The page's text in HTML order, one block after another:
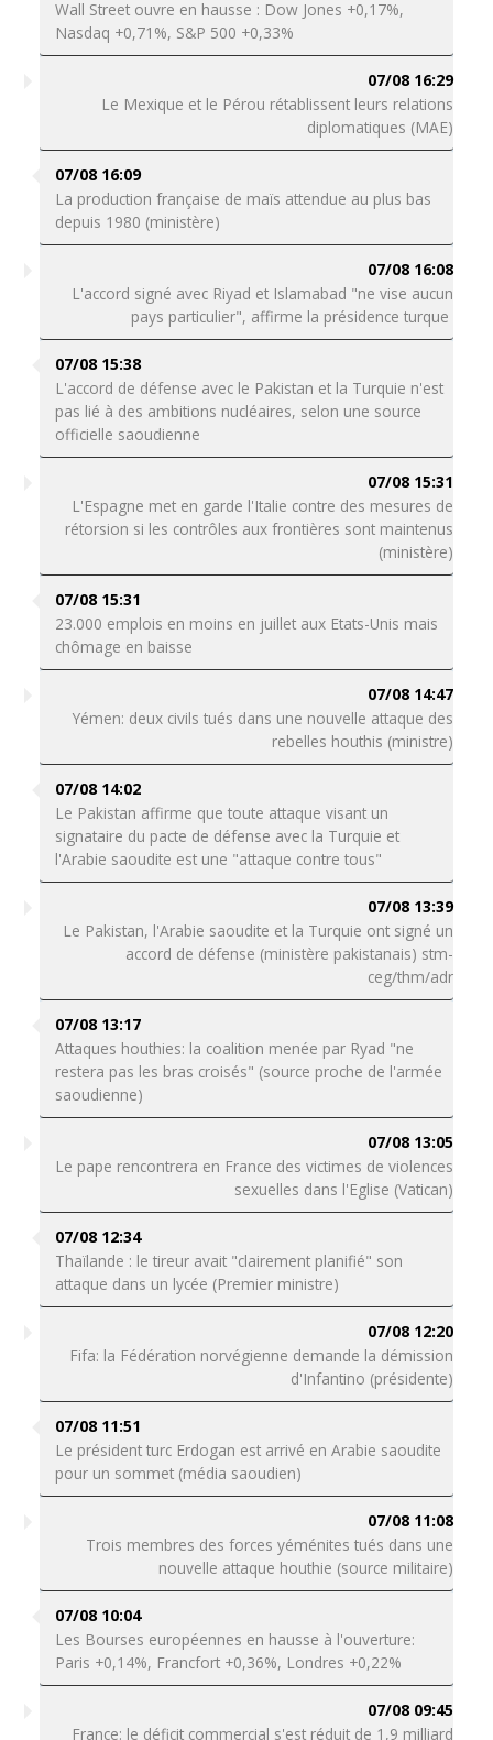
Wall Street ouvre en hausse : Dow Jones +0,17%,
Nasdaq +0,71%, S&P 500 +0,33%
07/08 16:29
Le Mexique et le Pérou rétablissent leurs relations
diplomatiques (MAE)
07/08 16:09
La production française de maïs attendue au plus bas
depuis 1980 (ministère)
07/08 16:08
L'accord signé avec Riyad et Islamabad "ne vise aucun
pays particulier", affirme la présidence turque
07/08 15:38
L'accord de défense avec le Pakistan et la Turquie n'est
pas lié à des ambitions nucléaires, selon une source
officielle saoudienne
07/08 15:31
L'Espagne met en garde l'Italie contre des mesures de
rétorsion si les contrôles aux frontières sont maintenus
(ministère)
07/08 15:31
23.000 emplois en moins en juillet aux Etats-Unis mais
chômage en baisse
07/08 14:47
Yémen: deux civils tués dans une nouvelle attaque des
rebelles houthis (ministre)
07/08 14:02
Le Pakistan affirme que toute attaque visant un
signataire du pacte de défense avec la Turquie et
l'Arabie saoudite est une "attaque contre tous"
07/08 13:39
Le Pakistan, l'Arabie saoudite et la Turquie ont signé un
accord de défense (ministère pakistanais) stm-
ceg/thm/adr
07/08 13:17
Attaques houthies: la coalition menée par Ryad "ne
restera pas les bras croisés" (source proche de l'armée
saoudienne)
07/08 13:05
Le pape rencontrera en France des victimes de violences
sexuelles dans l'Eglise (Vatican)
07/08 12:34
Thaïlande : le tireur avait "clairement planifié" son
attaque dans un lycée (Premier ministre)
07/08 12:20
Fifa: la Fédération norvégienne demande la démission
d'Infantino (présidente)
07/08 11:51
Le président turc Erdogan est arrivé en Arabie saoudite
pour un sommet (média saoudien)
07/08 11:08
Trois membres des forces yéménites tués dans une
nouvelle attaque houthie (source militaire)
07/08 10:04
Les Bourses européennes en hausse à l'ouverture:
Paris +0,14%, Francfort +0,36%, Londres +0,22%
07/08 09:45
France: le déficit commercial s'est réduit de 1,9 milliard